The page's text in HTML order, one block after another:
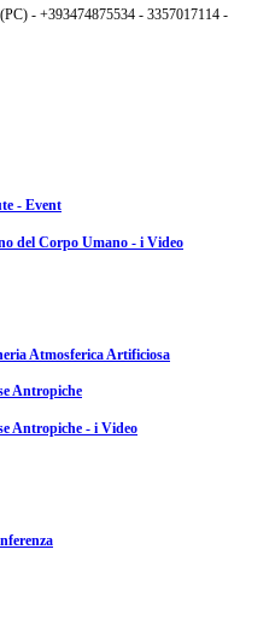
- +393474875534 - 3357017114 -
- Event
del Corpo Umano - i Video
Atmosferica Artificiosa
Antropiche
Antropiche - i Video